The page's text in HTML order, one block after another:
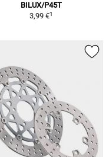
BILUX/P45T
3,99 €1